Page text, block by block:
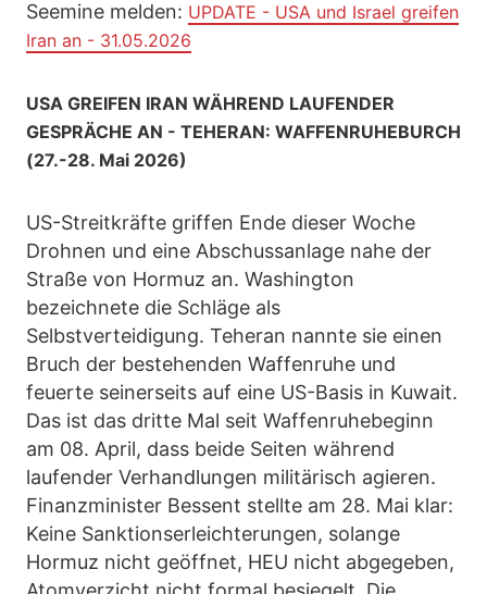
Seemine melden: UPDATE - USA und Israel greifen
Iran an - 31.05.2026
USA GREIFEN IRAN WÄHREND LAUFENDER
GESPRÄCHE AN - TEHERAN: WAFFENRUHEBURCH
(27.-28. Mai 2026)
US-Streitkräfte griffen Ende dieser Woche
Drohnen und eine Abschussanlage nahe der
Straße von Hormuz an. Washington
bezeichnete die Schläge als
Selbstverteidigung. Teheran nannte sie einen
Bruch der bestehenden Waffenruhe und
feuerte seinerseits auf eine US-Basis in Kuwait.
Das ist das dritte Mal seit Waffenruhebeginn
am 08. April, dass beide Seiten während
laufender Verhandlungen militärisch agieren.
Finanzminister Bessent stellte am 28. Mai klar:
Keine Sanktionserleichterungen, solange
Hormuz nicht geöffnet, HEU nicht abgegeben,